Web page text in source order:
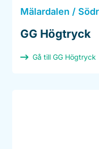
Mälardalen /
GG Högtryck
Gå till GG Högtryck